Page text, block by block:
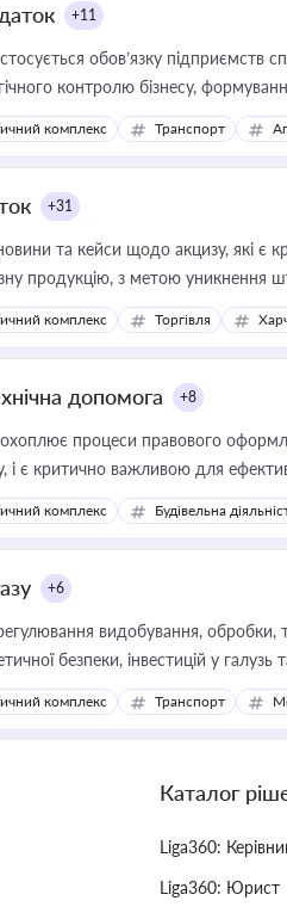
+11
обов’язку підприємств
контролю бізнесу,
комплекс Транспорт
+31
та кейси щодо акцизу, які є
продукцію, з метою уникнення
комплекс Торгівля
допомога +8
процеси правового
і є критично важливою для
комплекс Будівельна
+6
видобування, обробки,
безпеки, інвестицій у галузь
комплекс Транспорт
Каталог
Liga360:
Liga360: Юрист